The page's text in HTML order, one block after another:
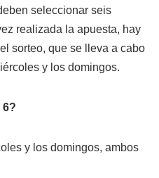
seleccionar seis
realizada la apuesta, hay
sorteo, que se lleva a cabo
y los domingos.
6?
y los domingos, ambos